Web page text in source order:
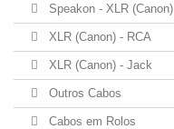
Speakon - XLR (Canon)
XLR (Canon) - RCA
XLR (Canon) - Jack
Outros Cabos
Cabos em Rolos